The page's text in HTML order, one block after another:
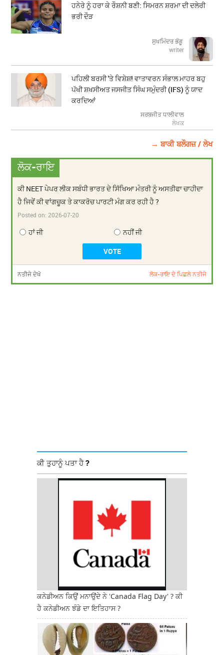
ਹਨੇਰੇ ਨੂੰ ਹਰਾ ਕੇ ਰੌਸ਼ਨੀ ਬਣੀ: ਸਿਮਰਨ ਸ਼ਰਮਾ ਦੀ ਦਲੇਰੀ
ਭਰੀ ਦੌੜ
ਸੁਖਮਿੰਦਰ ਭੰਗੂ
writer
ਪਹਿਲੀ ਬਰਸੀ 'ਤੇ ਵਿਸ਼ੇਸ਼! ਵਾਤਾਵਰਨ ਸੰਭਾਲ ਮਾਹਰ ਬਹੁ
ਪੱਖੀ ਸ਼ਖਸੀਅਤ ਜਸਜੀਤ ਸਿੰਘ ਸਮੁੰਦਰੀ (IFS) ਨੂੰ ਯਾਦ
ਕਰਦਿਆਂ
ਸਰਬਜੀਤ ਧਾਲੀਵਾਲ
ਲੇਖਕ
→ ਬਾਕੀ ਬਲੌਗਜ਼ / ਲੇਖ
ਲੋਕ-ਰਾਇ
ਕੀ NEET ਪੇਪਰ ਲੀਕ ਸਬੰਧੀ ਭਾਰਤ ਦੇ ਸਿੱਖਿਆ ਮੰਤਰੀ ਨੂੰ ਅਸਤੀਫਾ ਚਾਹੀਦਾ
ਹੈ ਜਿਵੇਂ ਕੀ ਵਾਂਗਚੂਕ ਤੇ ਕਾਕਰੋਚ ਪਾਰਟੀ ਮੰਗ ਕਰ ਰਹੀ ਹੈ ?
Posted on:2026-07-20
ਹਾਂ ਜੀ ਨਹੀਂ ਜੀ
ਨਤੀਜੇ ਦੇਖੋ ਲੋਕ-ਰਾਇ ਦੇ ਪਿਛਲੇ ਨਤੀਜੇ
ਕੀ ਤੁਹਾਨੂੰ ਪਤਾ ਹੈ ?
ਕਨੇਡੀਅਨ ਕਿਉਂ ਮਨਾਉਂਦੇ ਨੇ 'Canada Flag Day' ? ਕੀ
ਹੈ ਕਨੇਡੀਅਨ ਝੰਡੇ ਦਾ ਇਤਿਹਾਸ ?